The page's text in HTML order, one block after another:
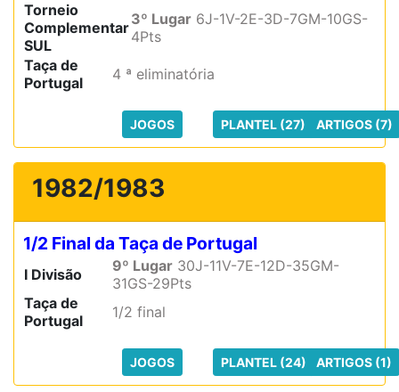
Torneio
Complementar
SUL
3º Lugar 6J-1V-2E-3D-7GM-10GS-
4Pts
Taça de
Portugal
4 ª eliminatória
JOGOS PLANTEL (27) ARTIGOS (7)
1982/1983
1/2 Final da Taça de Portugal
I Divisão 9º Lugar 30J-11V-7E-12D-35GM-
31GS-29Pts
Taça de
Portugal
1/2 final
JOGOS PLANTEL (24) ARTIGOS (1)